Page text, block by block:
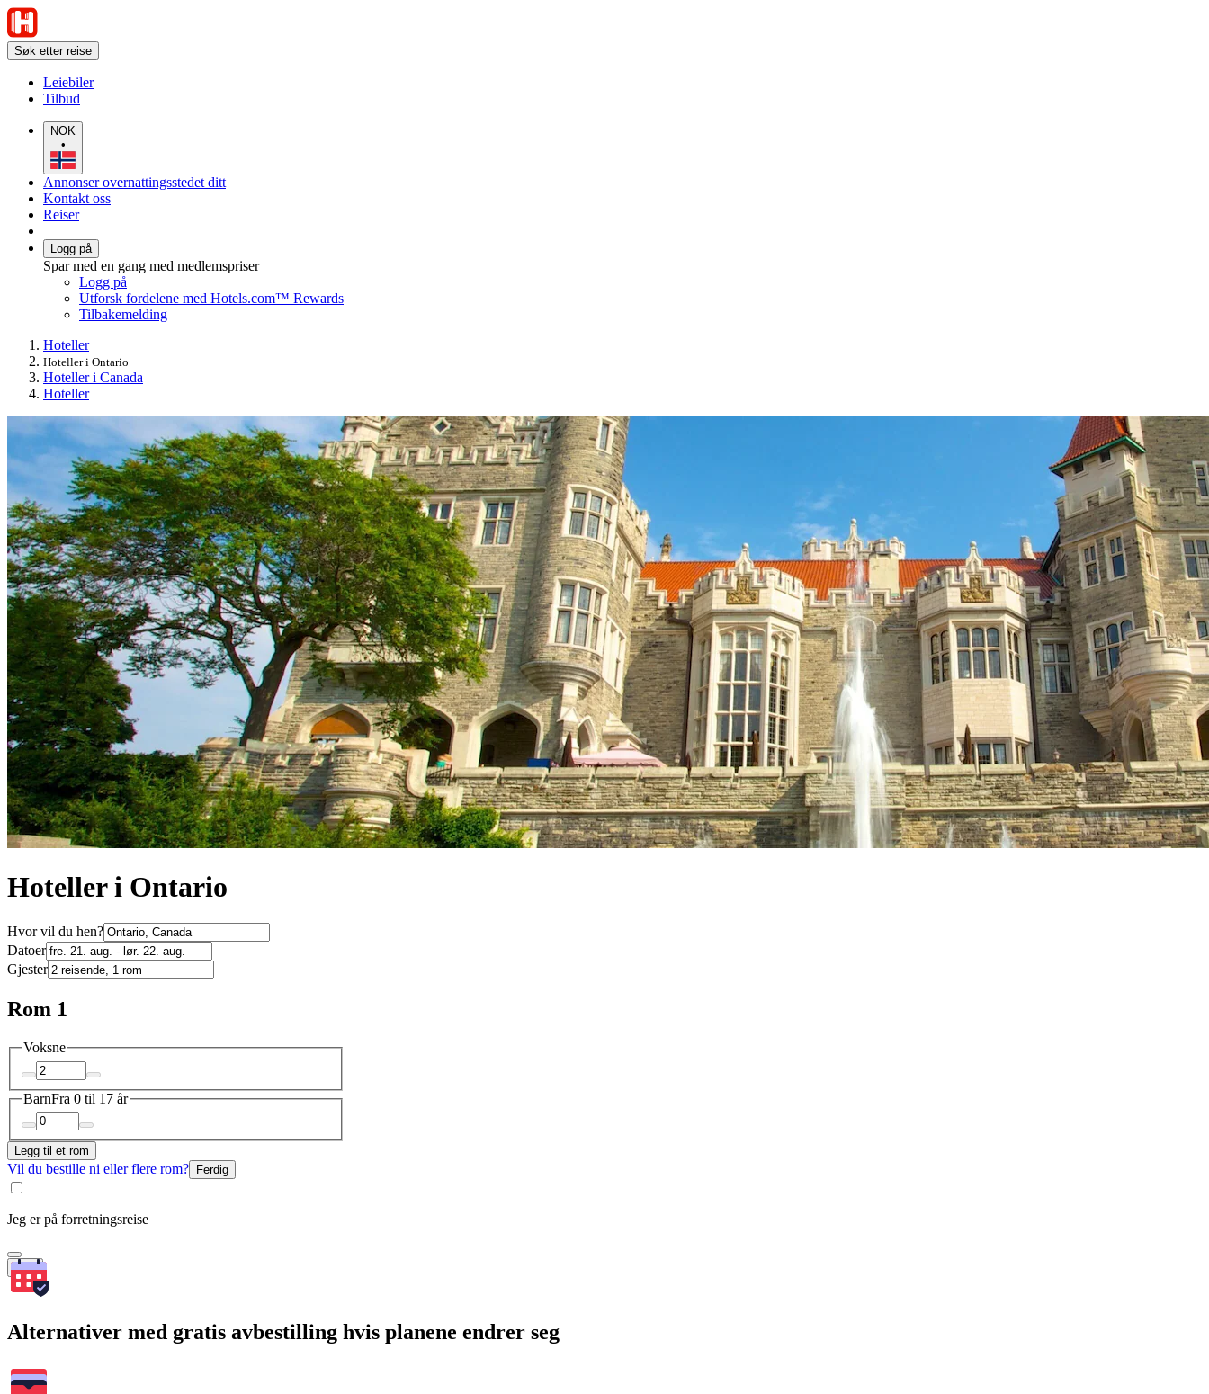
Søk etter reise
Leiebiler
Tilbud
NOK
•
Annonser overnattingsstedet ditt
Kontakt oss
Reiser
Logg på
Spar med en gang med medlemspriser
Logg på
Utforsk fordelene med Hotels.com™ Rewards
Tilbakemelding
Hoteller
Hoteller i Ontario
Hoteller i Canada
Hoteller
Hoteller i Ontario
Hvor vil du hen?
Datoer
Gjester
Rom 1
Voksne
BarnFra 0 til 17 år
Legg til et rom
Vil du bestille ni eller flere rom? Ferdig
Jeg er på forretningsreise
Søk
Alternativer med gratis avbestilling hvis planene endrer seg